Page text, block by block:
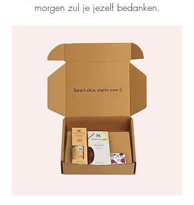
morgen zul je jezelf bedanken.